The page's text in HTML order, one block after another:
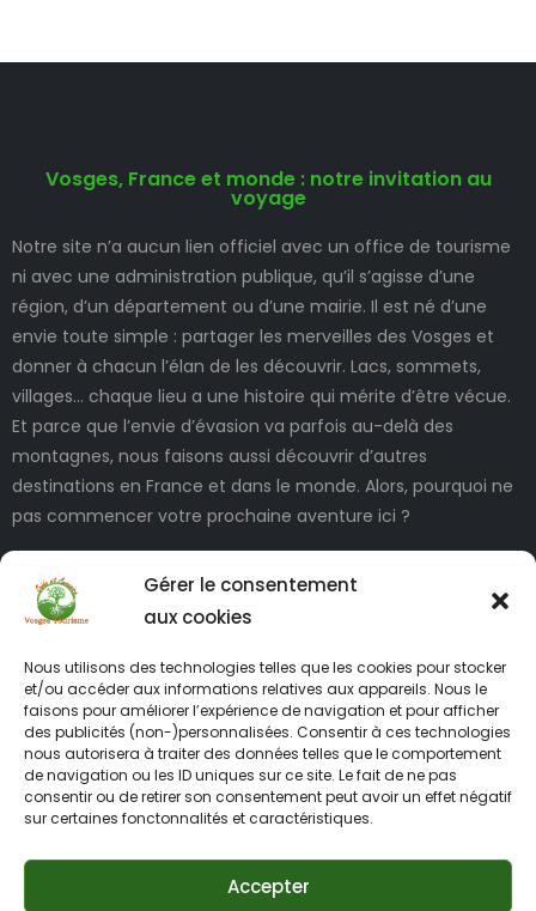
Gérer le consentement
aux cookies
Nous utilisons des technologies telles que les cookies pour stocker
et/ou accéder aux informations relatives aux appareils. Nous le
faisons pour améliorer l’expérience de navigation et pour afficher
des publicités (non-)personnalisées. Consentir à ces technologies
nous autorisera à traiter des données telles que le comportement
de navigation ou les ID uniques sur ce site. Le fait de ne pas
consentir ou de retirer son consentement peut avoir un effet négatif
sur certaines fonctonnalités et caractéristiques.
Accepter
Vosges, France et monde : notre invitation au
voyage
Notre site n’a aucun lien officiel avec un office de tourisme
ni avec une administration publique, qu’il s’agisse d’une
région, d’un département ou d’une mairie. Il est né d’une
envie toute simple : partager les merveilles des Vosges et
donner à chacun l’élan de les découvrir. Lacs, sommets,
villages… chaque lieu a une histoire qui mérite d’être vécue.
Et parce que l’envie d’évasion va parfois au-delà des
montagnes, nous faisons aussi découvrir d’autres
destinations en France et dans le monde. Alors, pourquoi ne
pas commencer votre prochaine aventure ici ?
INFORMATIONS LÉGALES